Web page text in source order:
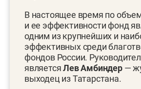
В настоящее время по
и ее эффективности фонд
одним из крупнейших и
эффективных среди
фондов России.
являетсяЛев Амбиндер—
выходец из Татарстана.